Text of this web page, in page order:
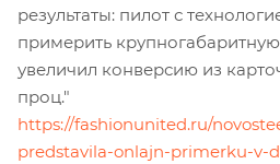
результаты: пилот с
примерить
увеличил конверсию из
проц."
https://fashionunited.ru/
predstavila-onlajn-primerku-v-